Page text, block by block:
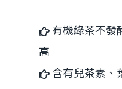
有機綠茶不發
高
含有兒茶素、